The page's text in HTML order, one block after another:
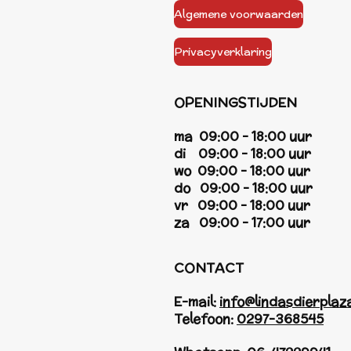
Algemene voorwaarden
Privacyverklaring
OPENINGSTIJDEN
ma 09:00 - 18:00 uur
di 09:00 - 18:00 uur
wo 09:00 - 18:00 uur
do 09:00 - 18:00 uur
vr 09:00 - 18:00 uur
za 09:00 - 17:00 uur
CONTACT
E-mail:
Telefoon: 0297-368545